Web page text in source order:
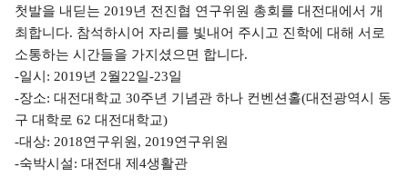
첫발을 내딛는 2019년 전진협 연구위원 총회를 대전대에서 개
최합니다. 참석하시어 자리를 빛내어 주시고 진학에 대해 서로
소통하는 시간들을 가지셨으면 합니다.
-일시 : 2019년 2월22일-23일
-장소: 대전대학교 30주년 기념관 하나 컨벤션홀(대전광역시 동
구 대학로 62 대전대학교)
-대상: 2018연구위원 , 2019연구위원
-숙박시설: 대전대 제 4생활관